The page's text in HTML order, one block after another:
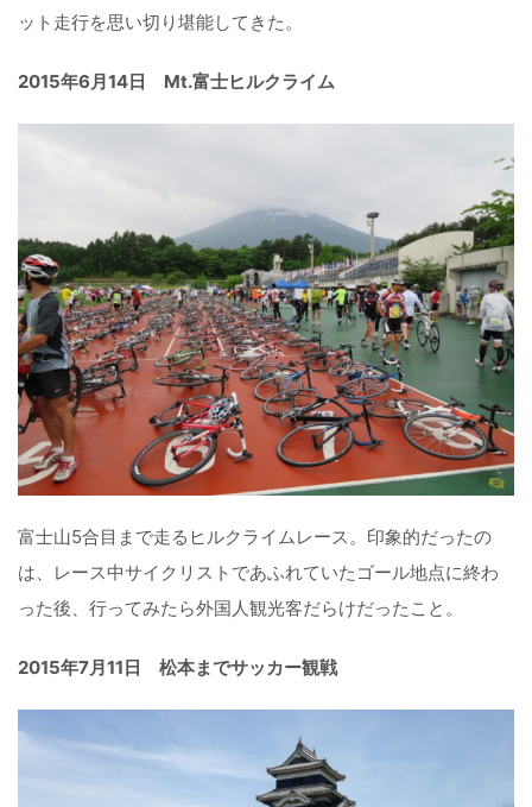
ット走行を思い切り堪能してきた。
2015年6月14日 Mt.富士ヒルクライム
富士山5合目まで走るヒルクライムレース。印象的だったの
は、レース中サイクリストであふれていたゴール地点に終わ
った後、行ってみたら外国人観光客だらけだったこと。
2015年7月11日 松本までサッカー観戦